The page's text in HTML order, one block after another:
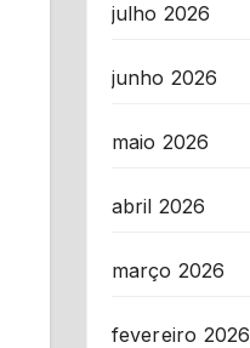
julho 2026
junho 2026
maio 2026
abril 2026
março 2026
fevereiro 2026